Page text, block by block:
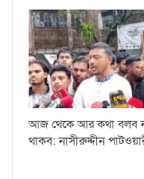
আজ থেকে আর কথা বলব
থাকব: নাসীরুদ্দীন